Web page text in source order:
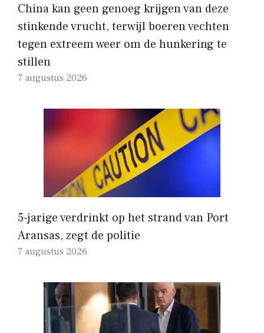
China kan geen genoeg krijgen van deze
stinkende vrucht, terwijl boeren vechten
tegen extreem weer om de hunkering te
stillen
7 augustus 2026
5-jarige verdrinkt op het strand van Port
Aransas, zegt de politie
7 augustus 2026